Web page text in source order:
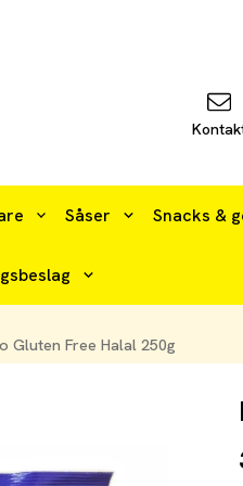
Såser Snacks &
Gluten Free Halal 250g